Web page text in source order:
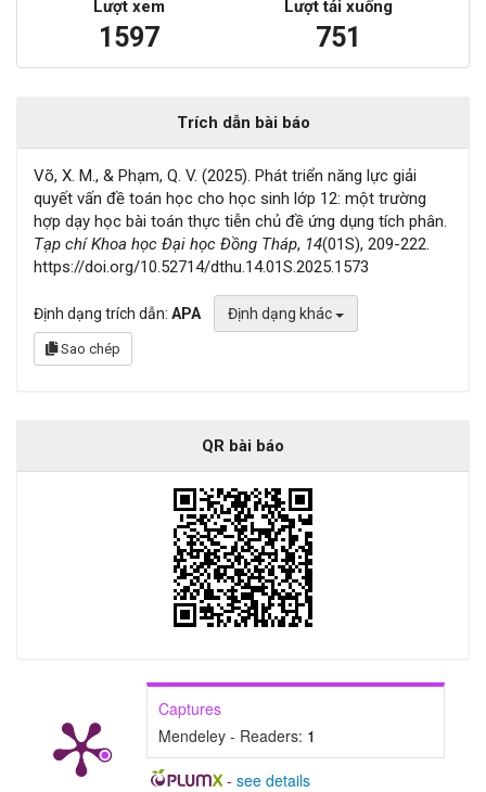
Lượt xem
1597
Lượt tải xuống
751
Trích dẫn bài báo
Võ, X. M., & Phạm, Q. V. (2025). Phát triển năng lực giải
quyết vấn đề toán học cho học sinh lớp 12: một trường
hợp dạy học bài toán thực tiễn chủ đề ứng dụng tích phân.
Tạp chí Khoa học Đại học Đồng Tháp, 14(01S), 209-222.
https://doi.org/10.52714/dthu.14.01S.2025.1573
Định dạng trích dẫn: APA Định dạng khác
Sao chép
QR bài báo
Captures
Mendeley - Readers: 1
- see details